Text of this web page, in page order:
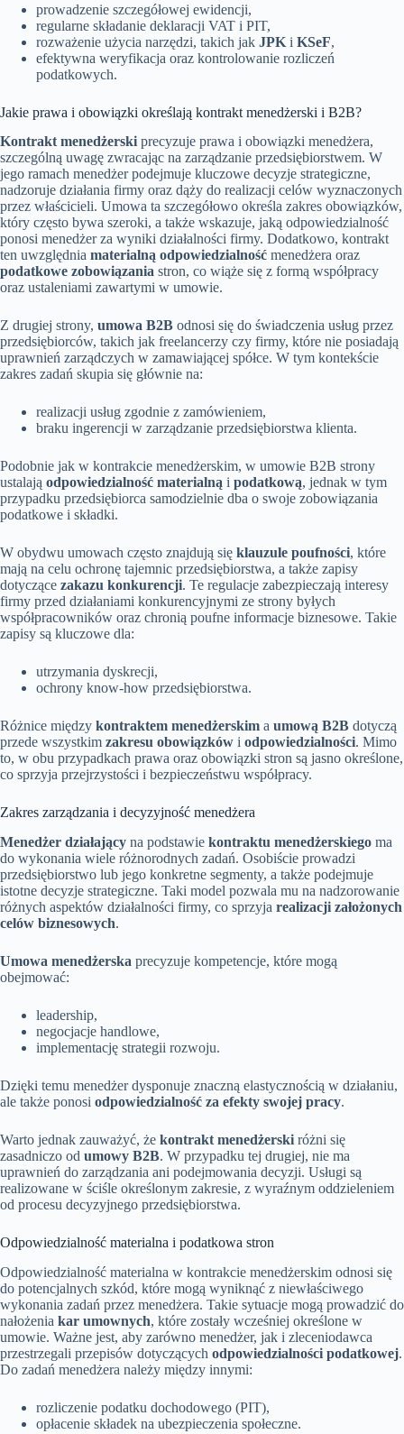
prowadzenie szczegółowej ewidencji,
regularne składanie deklaracji VAT i PIT,
rozważenie użycia narzędzi, takich jak JPK i KSeF,
efektywna weryfikacja oraz kontrolowanie rozliczeń
podatkowych.
Jakie prawa i obowiązki określają kontrakt menedżerski i B2B?
Kontrakt menedżerski precyzuje prawa i obowiązki menedżera,
szczególną uwagę zwracając na zarządzanie przedsiębiorstwem. W
jego ramach menedżer podejmuje kluczowe decyzje strategiczne,
nadzoruje działania firmy oraz dąży do realizacji celów wyznaczonych
przez właścicieli. Umowa ta szczegółowo określa zakres obowiązków,
który często bywa szeroki, a także wskazuje, jaką odpowiedzialność
ponosi menedżer za wyniki działalności firmy. Dodatkowo, kontrakt
ten uwzględnia materialną odpowiedzialność menedżera oraz
podatkowe zobowiązania stron, co wiąże się z formą współpracy
oraz ustaleniami zawartymi w umowie.
Z drugiej strony, umowa B2B odnosi się do świadczenia usług przez
przedsiębiorców, takich jak freelancerzy czy firmy, które nie posiadają
uprawnień zarządczych w zamawiającej spółce. W tym kontekście
zakres zadań skupia się głównie na:
realizacji usług zgodnie z zamówieniem,
braku ingerencji w zarządzanie przedsiębiorstwa klienta.
Podobnie jak w kontrakcie menedżerskim, w umowie B2B strony
ustalają odpowiedzialność materialną i podatkową, jednak w tym
przypadku przedsiębiorca samodzielnie dba o swoje zobowiązania
podatkowe i składki.
W obydwu umowach często znajdują się klauzule poufności, które
mają na celu ochronę tajemnic przedsiębiorstwa, a także zapisy
dotyczące zakazu konkurencji. Te regulacje zabezpieczają interesy
firmy przed działaniami konkurencyjnymi ze strony byłych
współpracowników oraz chronią poufne informacje biznesowe. Takie
zapisy są kluczowe dla:
utrzymania dyskrecji,
ochrony know-how przedsiębiorstwa.
Różnice między kontraktem menedżerskim a umową B2B dotyczą
przede wszystkim zakresu obowiązków i odpowiedzialności. Mimo
to, w obu przypadkach prawa oraz obowiązki stron są jasno określone,
co sprzyja przejrzystości i bezpieczeństwu współpracy.
Zakres zarządzania i decyzyjność menedżera
Menedżer działający na podstawie kontraktu menedżerskiego ma
do wykonania wiele różnorodnych zadań. Osobiście prowadzi
przedsiębiorstwo lub jego konkretne segmenty, a także podejmuje
istotne decyzje strategiczne. Taki model pozwala mu na nadzorowanie
różnych aspektów działalności firmy, co sprzyja realizacji założonych
celów biznesowych.
Umowa menedżerska precyzuje kompetencje, które mogą
obejmować:
leadership,
negocjacje handlowe,
implementację strategii rozwoju.
Dzięki temu menedżer dysponuje znaczną elastycznością w działaniu,
ale także ponosi odpowiedzialność za efekty swojej pracy.
Warto jednak zauważyć, że kontrakt menedżerski różni się
zasadniczo od umowy B2B. W przypadku tej drugiej, nie ma
uprawnień do zarządzania ani podejmowania decyzji. Usługi są
realizowane w ściśle określonym zakresie, z wyraźnym oddzieleniem
od procesu decyzyjnego przedsiębiorstwa.
Odpowiedzialność materialna i podatkowa stron
Odpowiedzialność materialna w kontrakcie menedżerskim odnosi się
do potencjalnych szkód, które mogą wyniknąć z niewłaściwego
wykonania zadań przez menedżera. Takie sytuacje mogą prowadzić do
nałożenia kar umownych, które zostały wcześniej określone w
umowie. Ważne jest, aby zarówno menedżer, jak i zleceniodawca
przestrzegali przepisów dotyczących odpowiedzialności podatkowej.
Do zadań menedżera należy między innymi:
rozliczenie podatku dochodowego (PIT),
opłacenie składek na ubezpieczenia społeczne.